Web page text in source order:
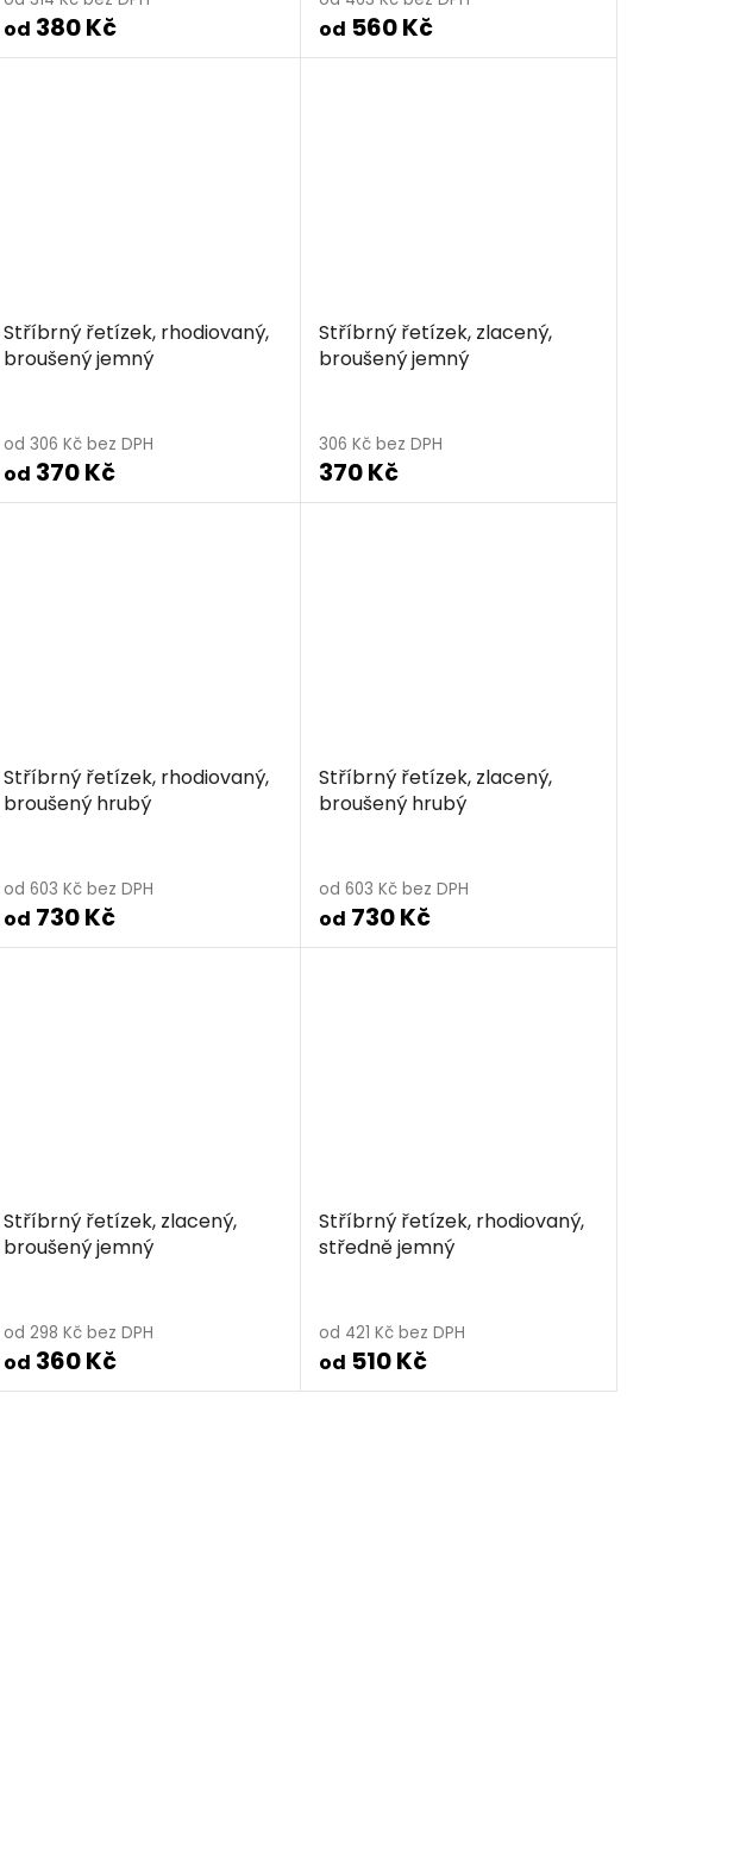
produktu
je
od 380 Kč od 560 Kč
Stříbrný řetízek, rhodiovaný,
broušený jemný
od 306 Kč bez DPH
od 370 Kč
Stříbrný řetízek, zlacený,
broušený jemný
306 Kč bez DPH
370 Kč
Stříbrný řetízek, rhodiovaný,
broušený hrubý
od 603 Kč bez DPH
od 730 Kč
Stříbrný řetízek, zlacený,
broušený hrubý
od 603 Kč bez DPH
od 730 Kč
Stříbrný řetízek, zlacený,
broušený jemný
od 298 Kč bez DPH
od 360 Kč
Stříbrný řetízek, rhodiovaný,
středně jemný
od 421 Kč bez DPH
od 510 Kč